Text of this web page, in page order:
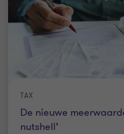
De nieuwe
nutshell’
TAX